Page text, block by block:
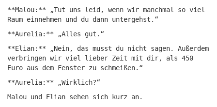
**Malou:** „Tut uns leid, wenn wir manchmal so viel
Raum einnehmen und du dann untergehst.“
**Aurelia:** „Alles gut.“
**Elian:** „Nein, das musst du nicht sagen. Außerdem
verbringen wir viel lieber Zeit mit dir, als 450
Euro aus dem Fenster zu schmeißen.“
**Aurelia:** „Wirklich?“
Malou und Elian sehen sich kurz an.